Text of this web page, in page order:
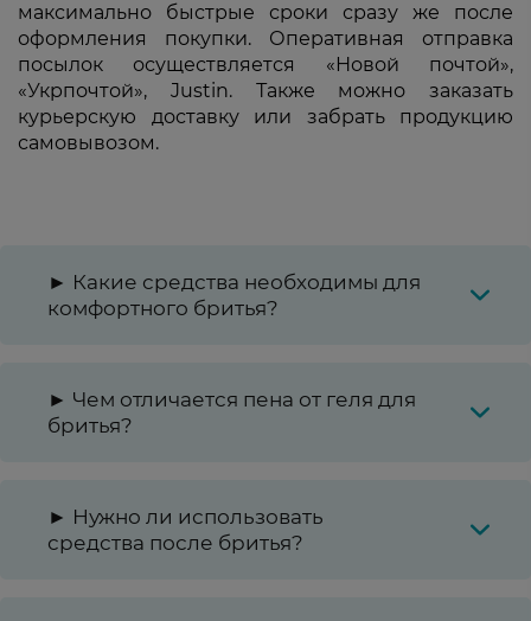
максимально быстрые сроки сразу же после
оформления покупки. Оперативная отправка
посылок осуществляется «Новой почтой»,
«Укрпочтой», Justin. Также можно заказать
курьерскую доставку или забрать продукцию
самовывозом.
► Какие средства необходимы для
комфортного бритья?
► Чем отличается пена от геля для
бритья?
► Нужно ли использовать
средства после бритья?